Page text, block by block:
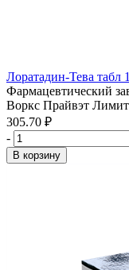
Лоратадин-Тева табл
Фармацевтический
Воркс Прайвэт
305.70 ₽
-
В корзину